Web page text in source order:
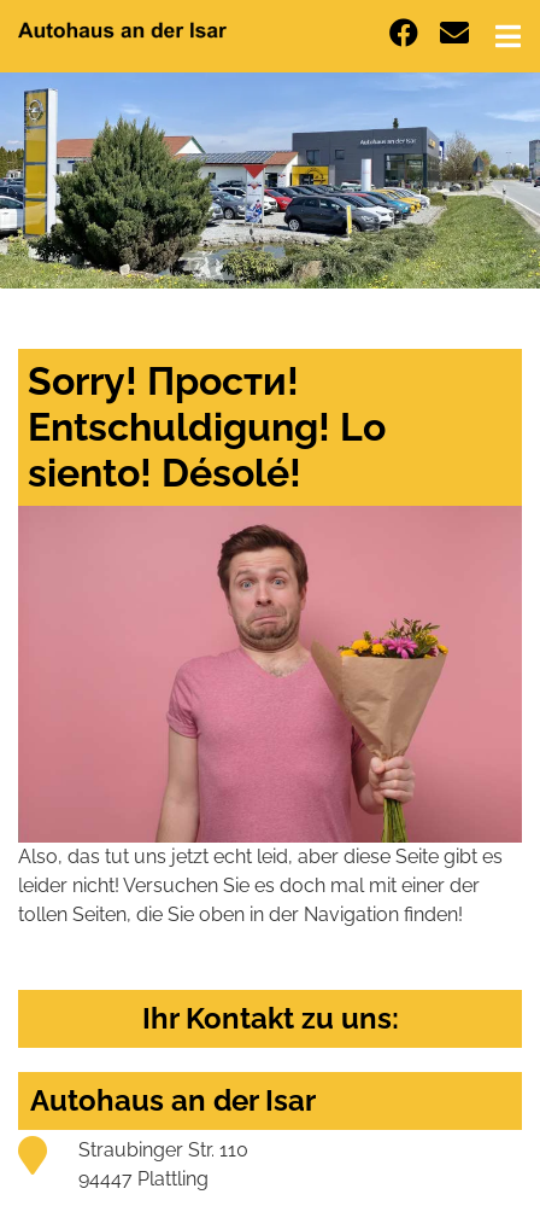
Sorry! Прости!
Entschuldigung! Lo
siento! Désolé!
Also, das tut uns jetzt echt leid, aber diese Seite gibt es
leider nicht! Versuchen Sie es doch mal mit einer der
tollen Seiten, die Sie oben in der Navigation finden!
Ihr Kontakt zu uns:
Autohaus an der Isar
Straubinger Str. 110
94447 Plattling